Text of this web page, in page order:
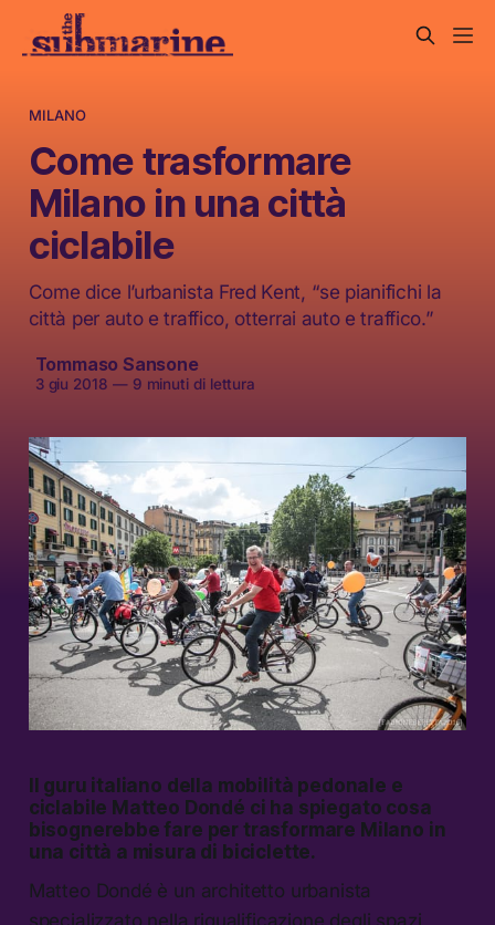
MILANO
Come trasformare
Milano in una città
ciclabile
Come dice l’urbanista Fred Kent, “se pianifichi la
città per auto e traffico, otterrai auto e traffico.”
Tommaso Sansone
3 giu 2018 —9 minuti di lettura
Il guru italiano della mobilità pedonale e
ciclabile Matteo Dondé ci ha spiegato cosa
bisognerebbe fare per trasformare Milano in
una città a misura di biciclette.
Matteo Dondé è un architetto urbanista
specializzato nella riqualificazione degli spazi